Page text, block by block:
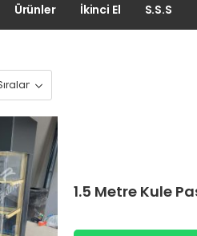
Ürünler İkinci El S.S.S
1.5 Metre Kule